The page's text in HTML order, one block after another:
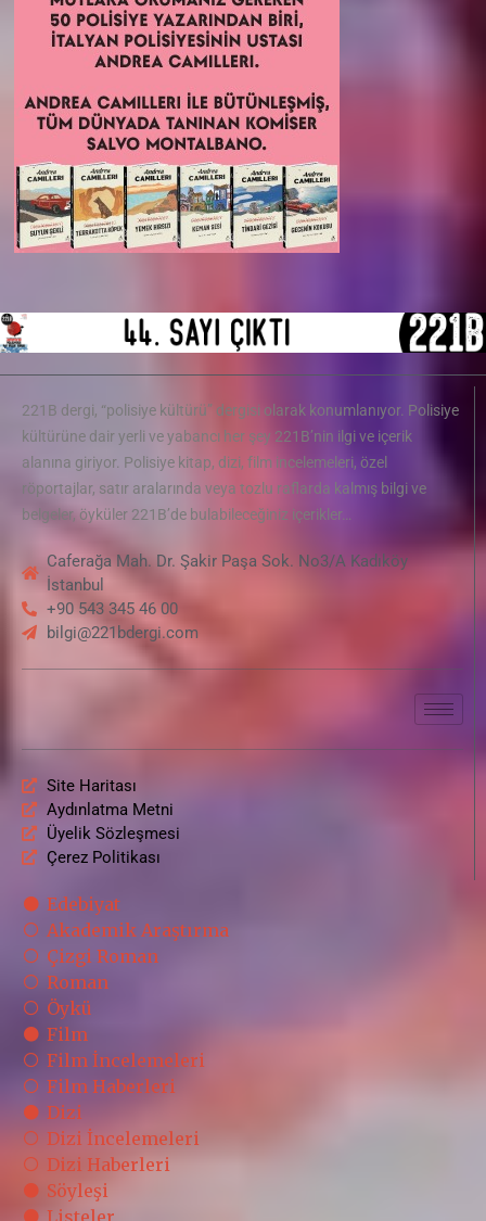
221B dergi, “polisiye kültürü” dergisi olarak konumlanıyor. Polisiye
kültürüne dair yerli ve yabancı her şey 221B’nin ilgi ve içerik
alanına giriyor. Polisiye kitap, dizi, film incelemeleri, özel
röportajlar, satır aralarında veya tozlu raflarda kalmış bilgi ve
belgeler, öyküler 221B’de bulabileceğiniz içerikler…
Caferağa Mah. Dr. Şakir Paşa Sok. No3/A Kadıköy
İstanbul
+90 543 345 46 00
bilgi@221bdergi.com
Site Haritası
Aydınlatma Metni
Üyelik Sözleşmesi
Çerez Politikası
Edebiyat
Akademik Araştırma
Çizgi Roman
Roman
Öykü
Film
Film İncelemeleri
Film Haberleri
Dizi
Dizi İncelemeleri
Dizi Haberleri
Söyleşi
Listeler